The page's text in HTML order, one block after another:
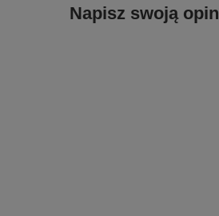
Napisz swoją